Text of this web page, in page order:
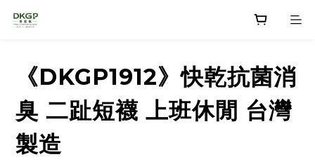
《DKGP1912》快乾抗菌消
臭 二趾短襪 上班休閒 台灣
製造